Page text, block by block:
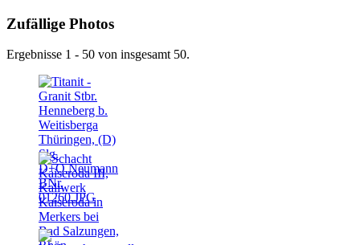
Zufällige Photos
Ergebnisse 1 - 50 von insgesamt 50.